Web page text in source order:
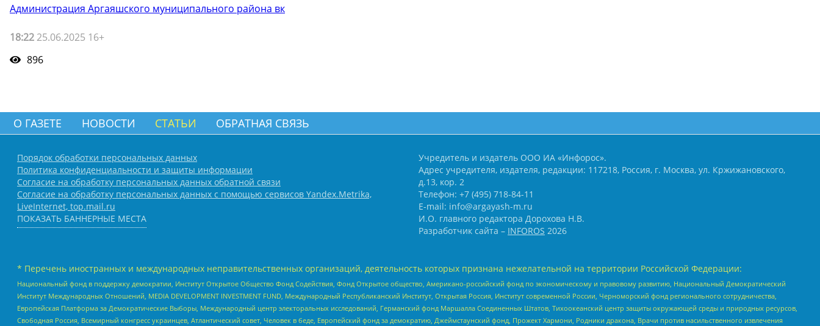
Администрация Аргаяшского муниципального района вк
18:22 25.06.2025 16+
896
О ГАЗЕТЕ НОВОСТИ СТАТЬИ ОБРАТНАЯ СВЯЗЬ
Порядок обработки персональных данных
Политика конфиденциальности и защиты информации
Согласие на обработку персональных данных обратной связи
Согласие на обработку персональных данных с помощью сервисов Yandex.Metrika,
LiveInternet, top.mail.ru
ПОКАЗАТЬ БАННЕРНЫЕ МЕСТА
Учредитель и издатель ООО ИА «Инфорос».
Адрес учредителя, издателя, редакции: 117218, Россия, г. Москва, ул. Кржижановского,
д.13, кор. 2
Телефон: +7 (495) 718-84-11
E-mail: info@argayash-m.ru
И.О. главного редактора Дорохова Н.В.
Разработчик сайта – INFOROS 2026
* Перечень иностранных и международных неправительственных организаций, деятельность которых признана нежелательной на территории Российской Федерации:
Национальный фонд в поддержку демократии, Институт Открытое Общество Фонд Содействия, Фонд Открытое общество, Американо-российский фонд по экономическому и правовому развитию, Национальный Демократический
Институт Международных Отношений, MEDIA DEVELOPMENT INVESTMENT FUND, Международный Республиканский Институт, Открытая Россия, Институт современной России, Черноморский фонд регионального сотрудничества,
Европейская Платформа за Демократические Выборы, Международный центр электоральных исследований, Германский фонд Маршалла Соединенных Штатов, Тихоокеанский центр защиты окружающей среды и природных ресурсов,
Свободная Россия, Всемирный конгресс украинцев, Атлантический совет, Человек в беде, Европейский фонд за демократию, Джеймстаунский фонд, Прожект Хармони, Родники дракона, Врачи против насильственного извлечения